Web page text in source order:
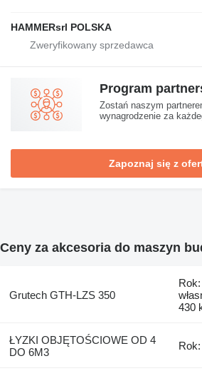
HAMMERsrl POLSKA
Program
Zostań naszym
wynagrodzenie za
Zapoznaj się z
Ceny za akcesoria do maszyn
Grutech GTH-LZS 350
430
ŁYZKI OBJĘTOŚCIOWE OD 4
DO 6M3